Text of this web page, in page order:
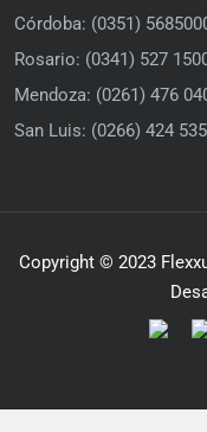
Córdoba: (0351)
Rosario: (0341) 527
Mendoza: (0261) 476
San Luis: (0266) 424
Copyright © 2023